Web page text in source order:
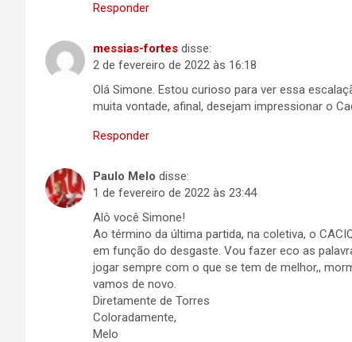
Responder
messias-fortes disse:
2 de fevereiro de 2022 às 16:18
Olá Simone. Estou curioso para ver essa
muita vontade, afinal, desejam impressionar o
Responder
Paulo Melo disse:
1 de fevereiro de 2022 às 23:44
Alô você Simone!
Ao término da última partida, na coletiva, o
em função do desgaste. Vou fazer eco as
jogar sempre com o que se tem de melhor,,
vamos de novo.
Diretamente de Torres
Coloradamente,
Melo